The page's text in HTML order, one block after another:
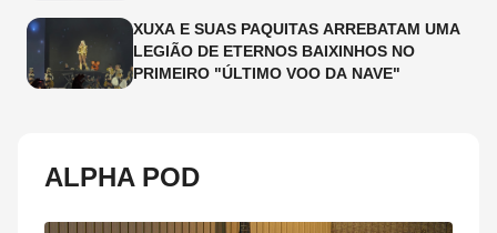
XUXA E SUAS PAQUITAS ARREBATAM UMA
LEGIÃO DE ETERNOS BAIXINHOS NO
PRIMEIRO "ÚLTIMO VOO DA NAVE"
ALPHA POD